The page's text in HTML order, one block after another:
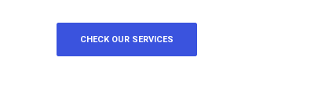
CHECK OUR SERVICES